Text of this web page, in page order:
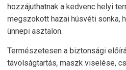
hozzájuthatnak a kedvenc helyi
megszokott hazai húsvéti sonka,
ünnepi asztalon.
Természetesen a biztonsági
távolságtartás, maszk viselése,